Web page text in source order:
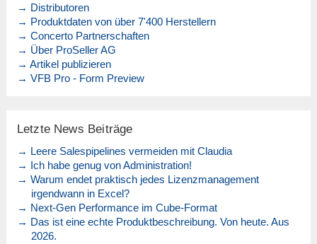
→ Distributoren
→ Produktdaten von über 7'400 Herstellern
→ Concerto Partnerschaften
→ Über ProSeller AG
→ Artikel publizieren
→ VFB Pro - Form Preview
Letzte News Beiträge
→ Leere Salespipelines vermeiden mit Claudia
→ Ich habe genug von Administration!
→ Warum endet praktisch jedes Lizenzmanagement
irgendwann in Excel?
→ Next-Gen Performance im Cube-Format
→ Das ist eine echte Produktbeschreibung. Von heute. Aus
2026.